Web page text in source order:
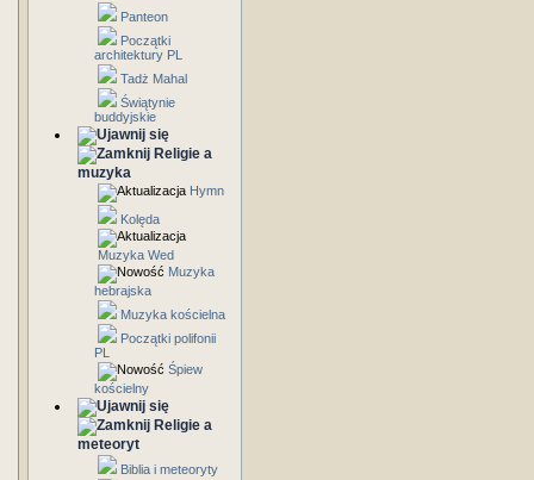
Panteon
Początki
architektury PL
Tadż Mahal
Świątynie
buddyjskie
Religie a
muzyka
Hymn
Kolęda
Muzyka Wed
Muzyka
hebrajska
Muzyka kościelna
Początki polifonii
PL
Śpiew
kościelny
Religie a
meteoryt
Biblia i meteoryty